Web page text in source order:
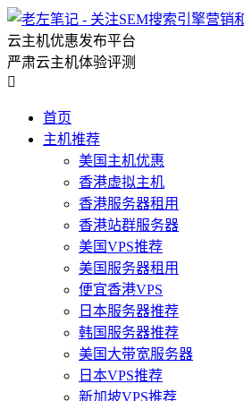
云主机优惠发布平台
严肃云主机体验评测

首页
主机推荐
美国主机优惠
香港虚拟主机
香港服务器租用
香港站群服务器
美国VPS推荐
美国服务器租用
便宜香港VPS
日本服务器推荐
韩国服务器推荐
美国大带宽服务器
日本VPS推荐
新加坡VPS推荐